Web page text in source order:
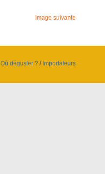
Image suivante
Où déguster ?/ Importateurs